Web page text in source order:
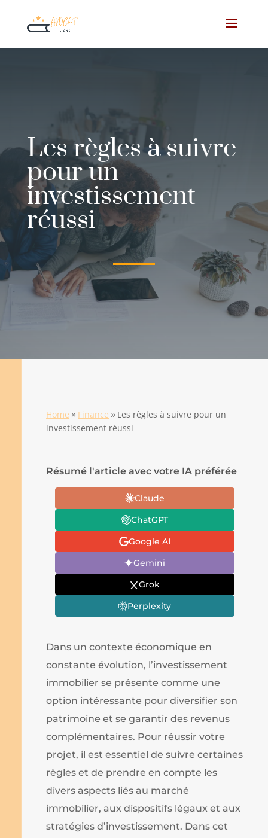
Les règles à suivre
pour un
investissement
réussi
Home 9 Finance 9 Les règles à suivre pour un
investissement réussi
Résumé l'article avec votre IA préférée
Claude
ChatGPT
Google AI
Gemini
Grok
Perplexity
Dans un contexte économique en
constante évolution, l’investissement
immobilier se présente comme une
option intéressante pour diversifier son
patrimoine et se garantir des revenus
complémentaires. Pour réussir votre
projet, il est essentiel de suivre certaines
règles et de prendre en compte les
divers aspects liés au marché
immobilier, aux dispositifs légaux et aux
stratégies d’investissement. Dans cet